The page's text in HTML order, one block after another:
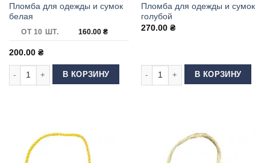
Пломба для одежды и сумок
белая
ОТ 10 ШТ. 160.00 ₴
200.00 ₴
Количество товара Пломба для одежды и сумок белая
В КОРЗИНУ
Пломба для одежды и сумок
голубой
270.00 ₴
Количество товара Пломба для
В КОРЗИНУ